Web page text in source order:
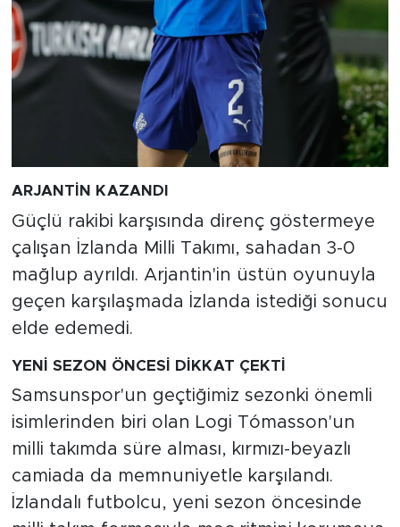
ARJANTİN KAZANDI
Güçlü rakibi karşısında direnç göstermeye
çalışan İzlanda Milli Takımı, sahadan 3-0
mağlup ayrıldı. Arjantin'in üstün oyunuyla
geçen karşılaşmada İzlanda istediği sonucu
elde edemedi.
YENİ SEZON ÖNCESİ DİKKAT ÇEKTİ
Samsunspor'un geçtiğimiz sezonki önemli
isimlerinden biri olan Logi Tómasson'un
milli takımda süre alması, kırmızı-beyazlı
camiada da memnuniyetle karşılandı.
İzlandalı futbolcu, yeni sezon öncesinde